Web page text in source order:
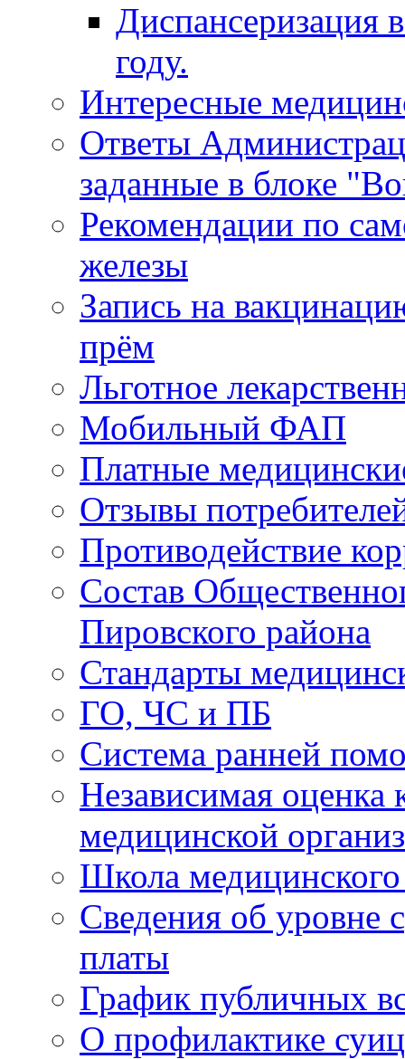
Диспансеризация
году.
Интересные
Ответы
заданные в блоке
Рекомендации по
железы
Запись на
прём
Льготное
Мобильный ФАП
Платные
Отзывы
Противодействие
Состав
Пировского района
Стандарты
ГО, ЧС и ПБ
Система ранней
Независимая оценка
медицинской
Школа медицинского
Сведения об уровне
платы
График публичных
О профилактике